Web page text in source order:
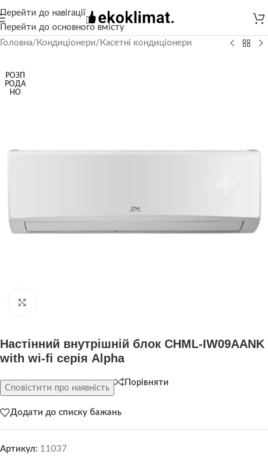
Перейти до навігації
Перейти до основного вмісту
Головна/ Кондиціонери/ Касетні кондиціонери
РОЗП
РОДА
НО
Настінний внутрішній блок CHML-IW09AANK
with wi-fi серія Alpha
Сповістити про наявність
Порівняти
Додати до списку бажань
Артикул: 11037